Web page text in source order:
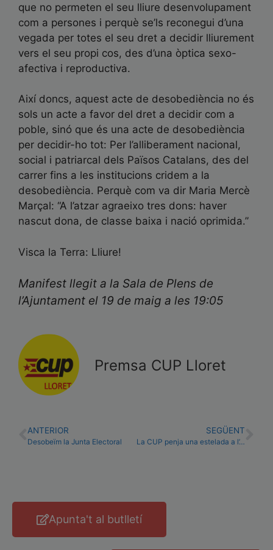
que no permeten el seu lliure desenvolupament
com a persones i perquè se’ls reconegui d’una
vegada per totes el seu dret a decidir lliurement
vers el seu propi cos, des d’una òptica sexo-
afectiva i reproductiva.
Així doncs, aquest acte de desobediència no és
sols un acte a favor del dret a decidir com a
poble, sinó que és una acte de desobediència
per decidir-ho tot: Per l’alliberament nacional,
social i patriarcal dels Països Catalans, des del
carrer fins a les institucions cridem a la
desobediència. Perquè com va dir Maria Mercè
Marçal: “A l’atzar agraeixo tres dons: haver
nascut dona, de classe baixa i nació oprimida.”
Visca la Terra: Lliure!
Manifest llegit a la Sala de Plens de
l’Ajuntament el 19 de maig a les 19:05
Premsa CUP Lloret
ANTERIOR
Desobeïm la Junta Electoral
SEGÜENT
La CUP penja una estelada a l’Ajuntament en un acte de desobediència
Apunta't al butlletí